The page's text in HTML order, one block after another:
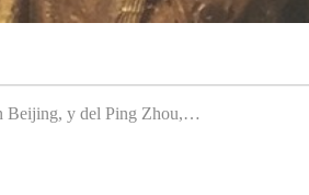
Beijing, y del Ping Zhou,…